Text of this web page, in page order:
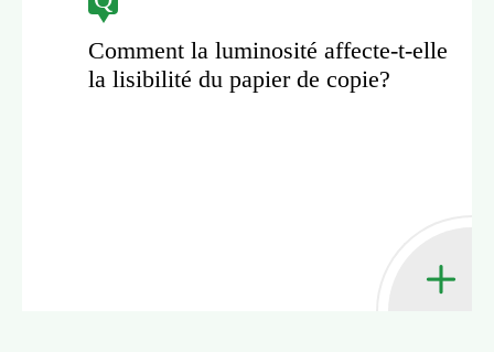
Comment la luminosité affecte-t-elle
la lisibilité du papier de copie?